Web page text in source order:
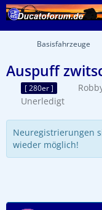
Basisfahrzeuge
Auspuff
[ 280er ]
Unerledigt
Neuregistrierungen
wieder möglich!